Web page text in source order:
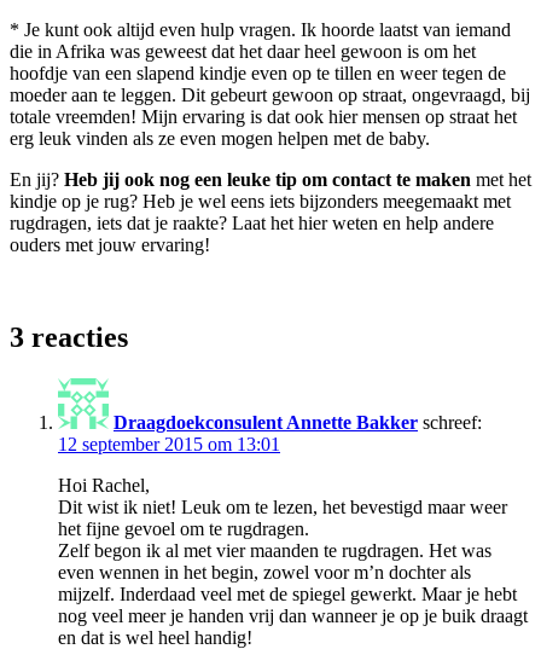
* Je kunt ook altijd even hulp vragen. Ik hoorde laatst van iemand
die in Afrika was geweest dat het daar heel gewoon is om het
hoofdje van een slapend kindje even op te tillen en weer tegen de
moeder aan te leggen. Dit gebeurt gewoon op straat, ongevraagd, bij
totale vreemden! Mijn ervaring is dat ook hier mensen op straat het
erg leuk vinden als ze even mogen helpen met de baby.
En jij? Heb jij ook nog een leuke tip om contact te maken met het
kindje op je rug? Heb je wel eens iets bijzonders meegemaakt met
rugdragen, iets dat je raakte? Laat het hier weten en help andere
ouders met jouw ervaring!
3 reacties
Draagdoekconsulent Annette Bakker schreef:
12 september 2015 om 13:01
Hoi Rachel,
Dit wist ik niet! Leuk om te lezen, het bevestigd maar weer
het fijne gevoel om te rugdragen.
Zelf begon ik al met vier maanden te rugdragen. Het was
even wennen in het begin, zowel voor m’n dochter als
mijzelf. Inderdaad veel met de spiegel gewerkt. Maar je hebt
nog veel meer je handen vrij dan wanneer je op je buik draagt
en dat is wel heel handig!